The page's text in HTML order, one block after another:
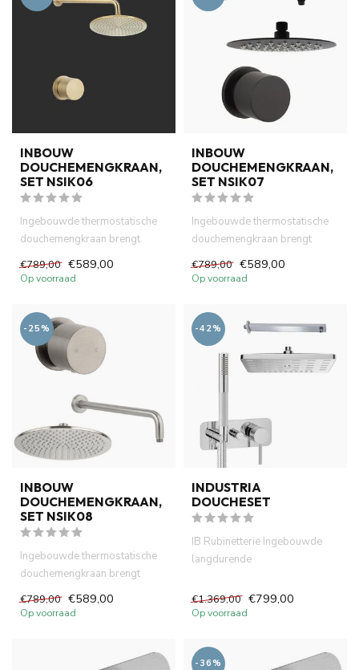
INBOUW
DOUCHEMENGKRAAN,
SET NSIK06
Ingebouwde thermostatische
douchemengkraan brengt
€789,00 €589,00
Op voorraad
INBOUW
DOUCHEMENGKRAAN,
SET NSIK07
Ingebouwde thermostatische
douchemengkraan brengt
€789,00 €589,00
Op voorraad
-25%
INBOUW
DOUCHEMENGKRAAN,
SET NSIK08
Ingebouwde thermostatische
douchemengkraan brengt
€789,00 €589,00
Op voorraad
-42%
INDUSTRIA
DOUCHESET
IB Rubinetterie Ingebouwde
langdurende
kwaliteit en ...
€1.369,00 €799,00
Op voorraad
-36%